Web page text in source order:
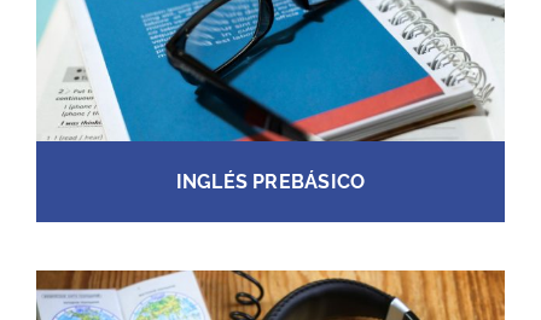
INGLÉS PREBÁSICO